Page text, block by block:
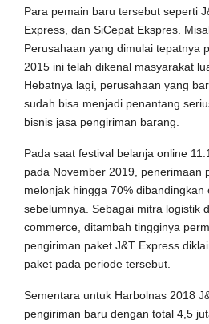
Para pemain baru tersebut seperti
Express, dan SiCepat Ekspres.
Perusahaan yang dimulai tepatnya
2015 ini telah dikenal masyarakat
Hebatnya lagi, perusahaan yang
sudah bisa menjadi penantang
bisnis jasa pengiriman barang.
Pada saat festival belanja online
pada November 2019, penerimaan
melonjak hingga 70% dibandingkan
sebelumnya. Sebagai mitra logistik
commerce, ditambah tingginya
pengiriman paket J&T Express
paket pada periode tersebut.
Sementara untuk Harbolnas 2018
pengiriman baru dengan total 4,5